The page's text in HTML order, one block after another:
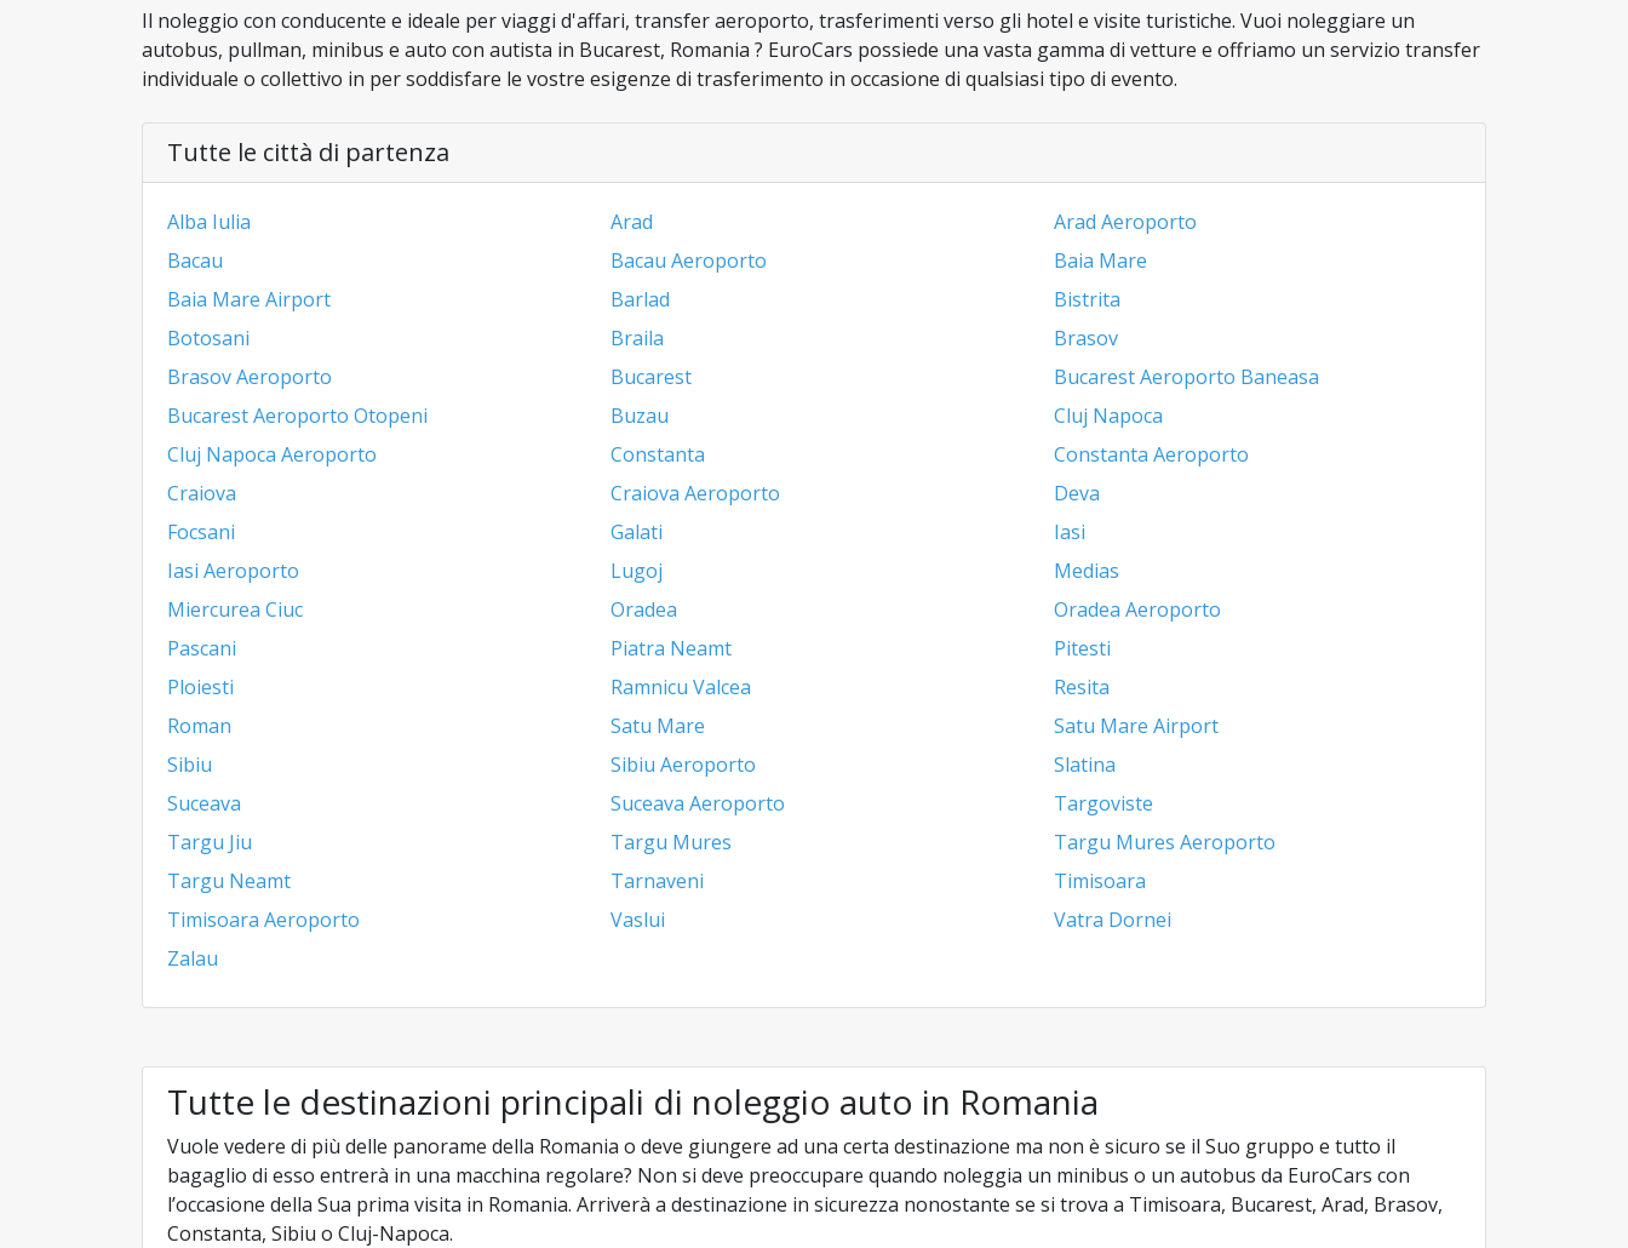
Il noleggio con conducente e ideale per viaggi d'affari, transfer aeroporto, trasferimenti verso gli hotel e visite turistiche. Vuoi noleggiare un
autobus, pullman, minibus e auto con autista in Bucarest, Romania ? EuroCars possiede una vasta gamma di vetture e offriamo un servizio transfer
individuale o collettivo in per soddisfare le vostre esigenze di trasferimento in occasione di qualsiasi tipo di evento.
Tutte le città di partenza
Alba Iulia Arad
Arad Aeroporto
Bacau
Bacau Aeroporto
Baia Mare
Baia Mare Airport
Barlad
Bistrita
Botosani
Braila
Brasov
Brasov Aeroporto
Bucarest
Bucarest Aeroporto Baneasa
Bucarest Aeroporto Otopeni
Buzau
Cluj Napoca
Cluj Napoca Aeroporto
Constanta
Constanta Aeroporto
Craiova
Craiova Aeroporto
Deva
Focsani
Galati
Iasi
Iasi Aeroporto
Lugoj
Medias
Miercurea Ciuc
Oradea
Oradea Aeroporto
Pascani
Piatra Neamt
Pitesti
Ploiesti
Ramnicu Valcea
Resita
Roman
Satu Mare
Satu Mare Airport
Sibiu
Sibiu Aeroporto
Slatina
Suceava
Suceava Aeroporto
Targoviste
Targu Jiu
Targu Mures
Targu Mures Aeroporto
Targu Neamt
Tarnaveni
Timisoara
Timisoara Aeroporto
Vaslui
Vatra Dornei
Zalau
Tutte le destinazioni principali di noleggio auto in Romania
Vuole vedere di più delle panorame della Romania o deve giungere ad una certa destinazione ma non è sicuro se il Suo gruppo e tutto il
bagaglio di esso entrerà in una macchina regolare? Non si deve preoccupare quando noleggia un minibus o un autobus da EuroCars con
l’occasione della Sua prima visita in Romania. Arriverà a destinazione in sicurezza nonostante se si trova a Timisoara, Bucarest, Arad, Brasov,
Constanta, Sibiu o Cluj-Napoca.